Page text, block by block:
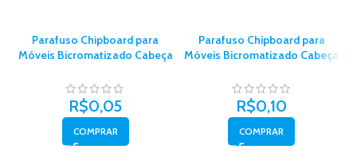
Parafuso Chipboard para
Móveis Bicromatizado Cabeça
Belenus
R$0,05
COMPRAR
Parafuso Chipboard para
Móveis Bicromatizado Cabeça
10un – Belenus
R$0,10
COMPRAR